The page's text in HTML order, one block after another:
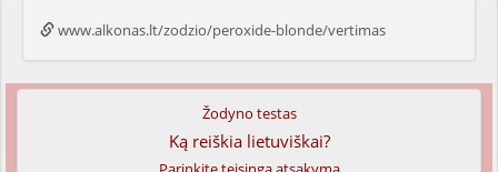
www.alkonas.lt/zodzio/peroxide-blonde/vertimas
Žodyno testas
Ką reiškia lietuviškai?